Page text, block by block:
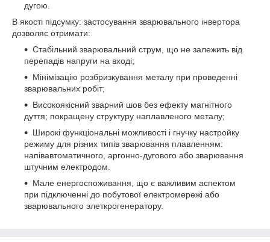
дугою.
В якості підсумку: застосування зварювального інвертора
дозволяє отримати:
Стабільний зварювальний струм, що не залежить від
перепадів напруги на вході;
Мінімізацію розбризкування металу при проведенні
зварювальних робіт;
Високоякісний зварний шов без ефекту магнітного
дуття; покращену структуру наплавленого металу;
Широкі функціональні можливості і гнучку настройку
режиму для різних типів зварювання плавленням:
напівавтоматичного, аргонно-дугового або зварювання
штучним електродом.
Мале енергоспоживання, що є важливим аспектом
при підключенні до побутової електромережі або
зварювального элеткрогенератору.